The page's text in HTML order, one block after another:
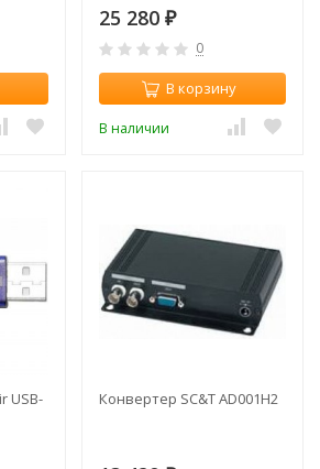
25 280 ₽
0
В корзину
В наличии
USB-
Конвертер SC&T AD001H2